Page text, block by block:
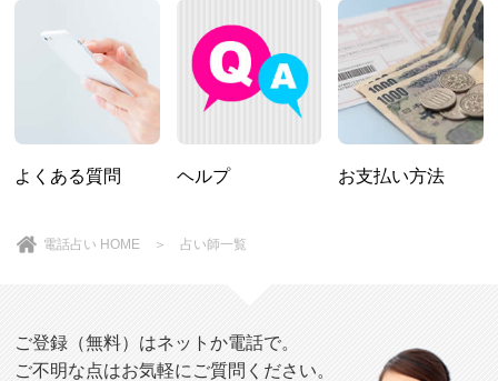
よくある質問 ヘルプ お支払い方法
電話占い HOME ＞ 占い師一覧
ご登録（無料）はネットか電話で。
ご不明な点はお気軽にご質問ください。